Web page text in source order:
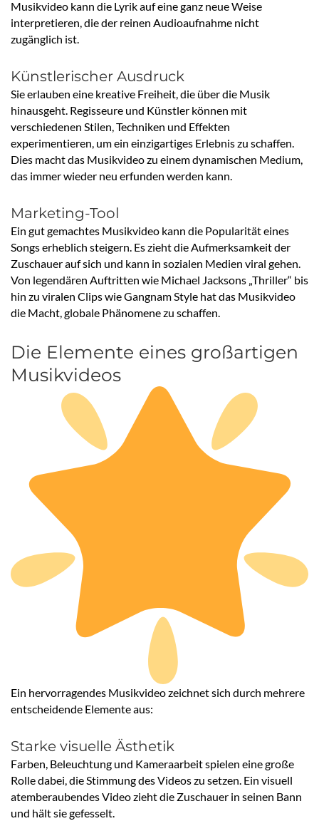
Musikvideo kann die Lyrik auf eine ganz neue Weise
interpretieren, die der reinen Audioaufnahme nicht
zugänglich ist.
Künstlerischer Ausdruck
Sie erlauben eine kreative Freiheit, die über die Musik
hinausgeht. Regisseure und Künstler können mit
verschiedenen Stilen, Techniken und Effekten
experimentieren, um ein einzigartiges Erlebnis zu schaffen.
Dies macht das Musikvideo zu einem dynamischen Medium,
das immer wieder neu erfunden werden kann.
Marketing-Tool
Ein gut gemachtes Musikvideo kann die Popularität eines
Songs erheblich steigern. Es zieht die Aufmerksamkeit der
Zuschauer auf sich und kann in sozialen Medien viral gehen.
Von legendären Auftritten wie Michael Jacksons „Thriller“ bis
hin zu viralen Clips wie Gangnam Style hat das Musikvideo
die Macht, globale Phänomene zu schaffen.
Die Elemente eines großartigen
Musikvideos
Ein hervorragendes Musikvideo zeichnet sich durch mehrere
entscheidende Elemente aus:
Starke visuelle Ästhetik
Farben, Beleuchtung und Kameraarbeit spielen eine große
Rolle dabei, die Stimmung des Videos zu setzen. Ein visuell
atemberaubendes Video zieht die Zuschauer in seinen Bann
und hält sie gefesselt.